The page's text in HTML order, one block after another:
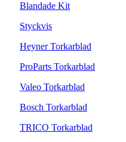
Blandade Kit
Styckvis
Heyner Torkarblad
ProParts Torkarblad
Valeo Torkarblad
Bosch Torkarblad
TRICO Torkarblad